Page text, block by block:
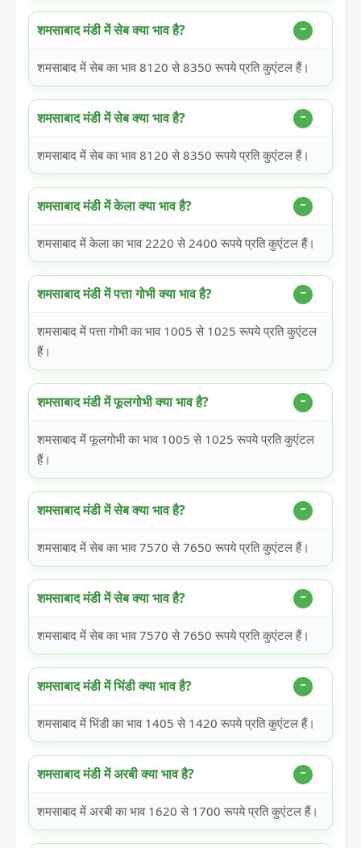
शमसाबाद मंडी में सेब क्या भाव है?
शमसाबाद में सेब का भाव 8120 से 8350 रूपये प्रति कुएंटल हैं।
शमसाबाद मंडी में सेब क्या भाव है?
शमसाबाद में सेब का भाव 8120 से 8350 रूपये प्रति कुएंटल हैं।
शमसाबाद मंडी में केला क्या भाव है?
शमसाबाद में केला का भाव 2220 से 2400 रूपये प्रति कुएंटल हैं।
शमसाबाद मंडी में पत्ता गोभी क्या भाव है?
शमसाबाद में पत्ता गोभी का भाव 1005 से 1025 रूपये प्रति कुएंटल
हैं।
शमसाबाद मंडी में फूलगोभी क्या भाव है?
शमसाबाद में फूलगोभी का भाव 1005 से 1025 रूपये प्रति कुएंटल
हैं।
शमसाबाद मंडी में सेब क्या भाव है?
शमसाबाद में सेब का भाव 7570 से 7650 रूपये प्रति कुएंटल हैं।
शमसाबाद मंडी में सेब क्या भाव है?
शमसाबाद में सेब का भाव 7570 से 7650 रूपये प्रति कुएंटल हैं।
शमसाबाद मंडी में भिंडी क्या भाव है?
शमसाबाद में भिंडी का भाव 1405 से 1420 रूपये प्रति कुएंटल हैं।
शमसाबाद मंडी में अरबी क्या भाव है?
शमसाबाद में अरबी का भाव 1620 से 1700 रूपये प्रति कुएंटल हैं।